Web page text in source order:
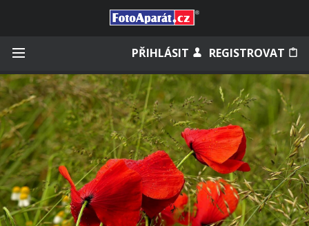
PŘIHLÁSIT REGISTROVAT
Zapamatovat
Zapomněli jste heslo?
Měli jste účet na starém webu?